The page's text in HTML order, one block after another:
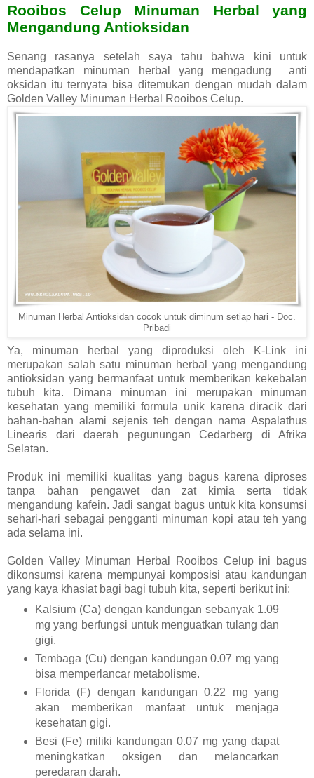
Rooibos Celup Minuman Herbal yang
Mengandung Antioksidan
Senang rasanya setelah saya tahu bahwa kini untuk
mendapatkan minuman herbal yang mengadung anti
oksidan itu ternyata bisa ditemukan dengan mudah dalam
Golden Valley Minuman Herbal Rooibos Celup.
Minuman Herbal Antioksidan cocok untuk diminum setiap hari - Doc.
Pribadi
Ya, minuman herbal yang diproduksi oleh K-Link ini
merupakan salah satu minuman herbal yang mengandung
antioksidan yang bermanfaat untuk memberikan kekebalan
tubuh kita. Dimana minuman ini merupakan minuman
kesehatan yang memiliki formula unik karena diracik dari
bahan-bahan alami sejenis teh dengan nama Aspalathus
Linearis dari daerah pegunungan Cedarberg di Afrika
Selatan.
Produk ini memiliki kualitas yang bagus karena diproses
tanpa bahan pengawet dan zat kimia serta tidak
mengandung kafein. Jadi sangat bagus untuk kita konsumsi
sehari-hari sebagai pengganti minuman kopi atau teh yang
ada selama ini.
Golden Valley Minuman Herbal Rooibos Celupini bagus
dikonsumsi karena mempunyai komposisi atau kandungan
yang kaya khasiat bagi bagi tubuh kita, seperti berikut ini:
Kalsium (Ca) dengan kandungan sebanyak 1.09
mg yang berfungsi untuk menguatkan tulang dan
gigi.
Tembaga (Cu) dengan kandungan 0.07 mg yang
bisa memperlancar metabolisme.
Florida (F) dengan kandungan 0.22 mg yang
akan memberikan manfaat untuk menjaga
kesehatan gigi.
Besi (Fe) miliki kandungan 0.07 mg yang dapat
meningkatkan oksigen dan melancarkan
peredaran darah.